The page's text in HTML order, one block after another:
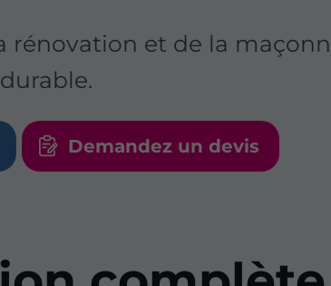
rénovation et de la
Demandez un devis